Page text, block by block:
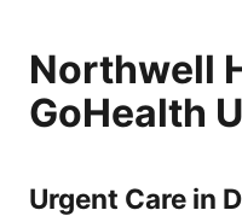
Northwell
GoHealth
Urgent Care in